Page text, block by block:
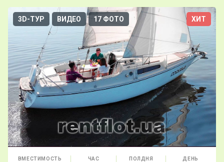
3D-ТУР ВИДЕО 17 ФОТО ХИТ
ВМЕСТИМОСТЬ ЧАС ПОЛДНЯ ДЕНЬ